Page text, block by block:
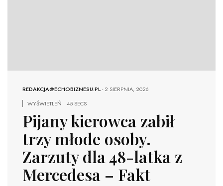
REDAKCJA@ECHOBIZNESU.PL-2 SIERPNIA, 2026
WYŚWIETLEŃ
45 SECS
Pijany kierowca zabił
trzy młode osoby.
Zarzuty dla 48-latka z
Mercedesa – Fakt